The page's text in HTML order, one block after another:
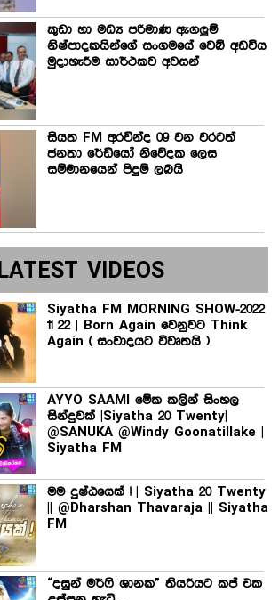
කුඩා හා මධ්‍ය පරිමාණ ඇගලුම්
නිෂ්පාදකයින්ගේ සංගමයේ වෙබ් අඩවිය
මුදාහැරීම සාර්ථකව අවසන්
සියත FM අරවින්ද 09 වන වරටත්
ජනතා රේඩියෝ නිවේදක ලෙස
සම්මානයෙන් පිදුම් ලබයි
LATEST VIDEOS
Siyatha FM MORNING SHOW-2022
11 22 | Born Again වෙනුවට Think
Again ( සංවාදයට විවෘතයි )
AYYO SAAMI මේක කලින් සිංහල
සින්දුවක් |Siyatha 20 Twenty|
@SANUKA @Windy Goonatillake |
Siyatha FM
මම දුෂ්ඨයෙක් ! | Siyatha 20 Twenty
|| @Dharshan Thavaraja || Siyatha
FM
“දසුන් මර්ෆි ශානක” තියරියට කප් එක